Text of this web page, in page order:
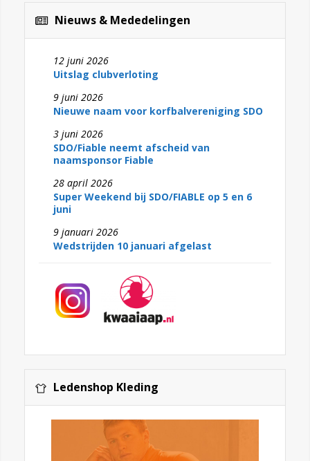
Nieuws & Mededelingen
Uitslag clubverloting
12 juni 2026
Nieuwe naam voor korfbalvereniging SDO
9 juni 2026
SDO/Fiable neemt afscheid van
naamsponsor Fiable
3 juni 2026
Super Weekend bij SDO/FIABLE op 5 en 6
juni
28 april 2026
Wedstrijden 10 januari afgelast
9 januari 2026
Ledenshop Kleding